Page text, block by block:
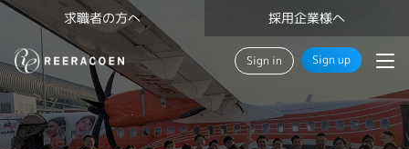
求職者の方へ 採用企業様へ
Sign in Sign up